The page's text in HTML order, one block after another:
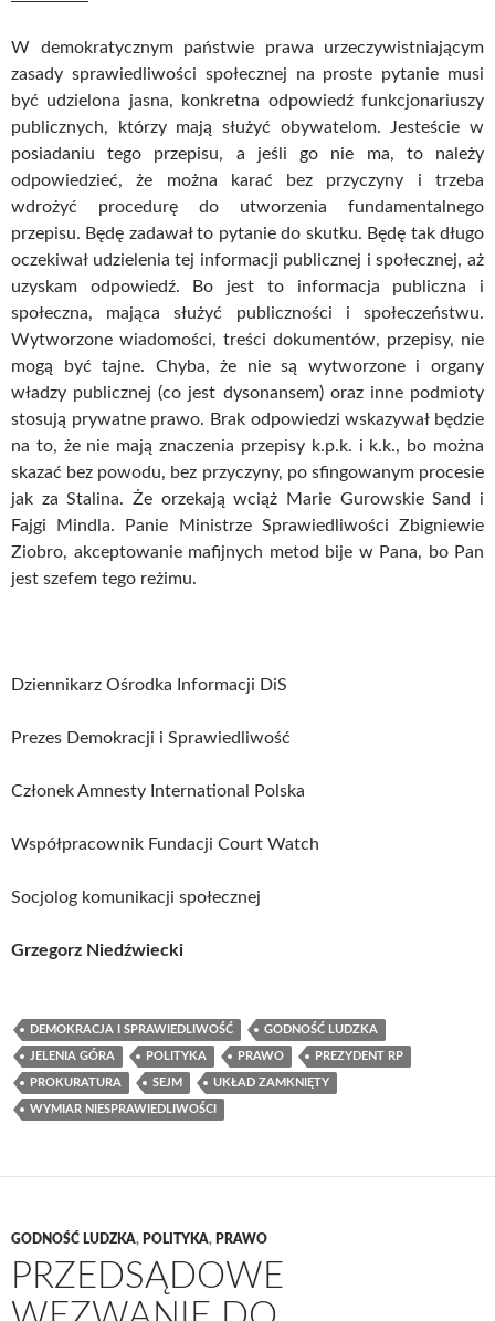
W demokratycznym państwie prawa urzeczywistniającym
zasady sprawiedliwości społecznej na proste pytanie musi
być udzielona jasna, konkretna odpowiedź funkcjonariuszy
publicznych, którzy mają służyć obywatelom. Jesteście w
posiadaniu tego przepisu, a jeśli go nie ma, to należy
odpowiedzieć, że można karać bez przyczyny i trzeba
wdrożyć procedurę do utworzenia fundamentalnego
przepisu. Będę zadawał to pytanie do skutku. Będę tak długo
oczekiwał udzielenia tej informacji publicznej i społecznej, aż
uzyskam odpowiedź. Bo jest to informacja publiczna i
społeczna, mająca służyć publiczności i społeczeństwu.
Wytworzone wiadomości, treści dokumentów, przepisy, nie
mogą być tajne. Chyba, że nie są wytworzone i organy
władzy publicznej (co jest dysonansem) oraz inne podmioty
stosują prywatne prawo. Brak odpowiedzi wskazywał będzie
na to, że nie mają znaczenia przepisy k.p.k. i k.k., bo można
skazać bez powodu, bez przyczyny, po sfingowanym procesie
jak za Stalina. Że orzekają wciąż Marie Gurowskie Sand i
Fajgi Mindla. Panie Ministrze Sprawiedliwości Zbigniewie
Ziobro, akceptowanie mafijnych metod bije w Pana, bo Pan
jest szefem tego reżimu.
Dziennikarz Ośrodka Informacji DiS
Prezes Demokracji i Sprawiedliwość
Członek Amnesty International Polska
Współpracownik Fundacji Court Watch
Socjolog komunikacji społecznej
Grzegorz Niedźwiecki
DEMOKRACJA I SPRAWIEDLIWOŚĆ GODNOŚĆ LUDZKA
JELENIA GÓRA POLITYKA PRAWO PREZYDENT RP
PROKURATURA SEJM UKŁAD ZAMKNIĘTY
WYMIAR NIESPRAWIEDLIWOŚCI
GODNOŚĆ LUDZKA, POLITYKA, PRAWO
PRZEDSĄDOWE